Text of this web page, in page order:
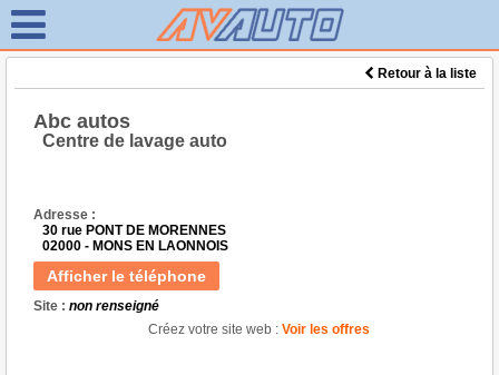
Retour à la liste
Abc autos
Centre de lavage auto
Adresse :
30 rue PONT DE MORENNES
02000 - MONS EN LAONNOIS
Afficher le téléphone
Site : non renseigné
Créez votre site web : Voir les offres